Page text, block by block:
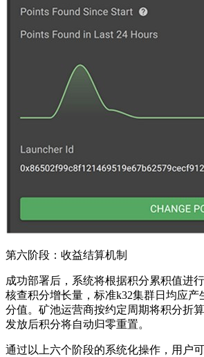
第六阶段：收益结算机制
成功部署后，系统将根据积分累积值进
核查积分增长量，标准k32集群日均应产
分值。矿池运营商按约定周期将积分折
发放后积分将自动归零重置。
通过以上六个阶段的系统化操作，用户